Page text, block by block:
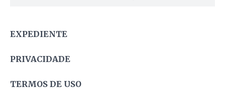
EXPEDIENTE
PRIVACIDADE
TERMOS DE USO